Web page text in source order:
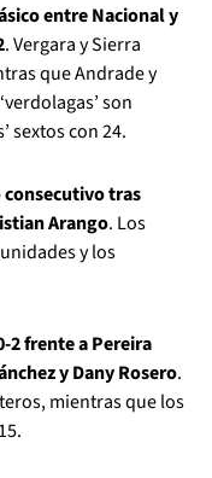
entre Nacional y
. Vergara y Sierra
que Andrade y
son
sextos con 24.
tras
Arango. Los
y los
2 frente a Pereira
y Dany Rosero.
mientras que los